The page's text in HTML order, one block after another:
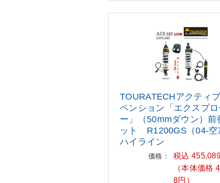
TOURATECHアクティ
ペンション 「エクスプ
ー」（50mmダウン ）前
ット R1200GS（04-空
ハイライン
価格：
税込
（本体価格
8円）